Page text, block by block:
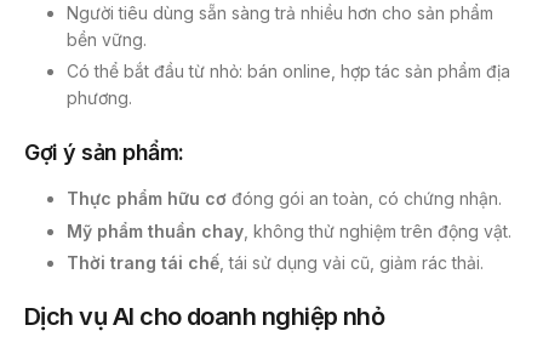
Người tiêu dùng sẵn sàng trả nhiều hơn cho sản phẩm
bền vững.
Có thể bắt đầu từ nhỏ: bán online, hợp tác sản phẩm địa
phương.
Gợi ý sản phẩm:
Thực phẩm hữu cơ đóng gói an toàn, có chứng nhận.
Mỹ phẩm thuần chay , không thử nghiệm trên động vật.
Thời trang tái chế , tái sử dụng vải cũ, giảm rác thải.
Dịch vụ AI cho doanh nghiệp nhỏ